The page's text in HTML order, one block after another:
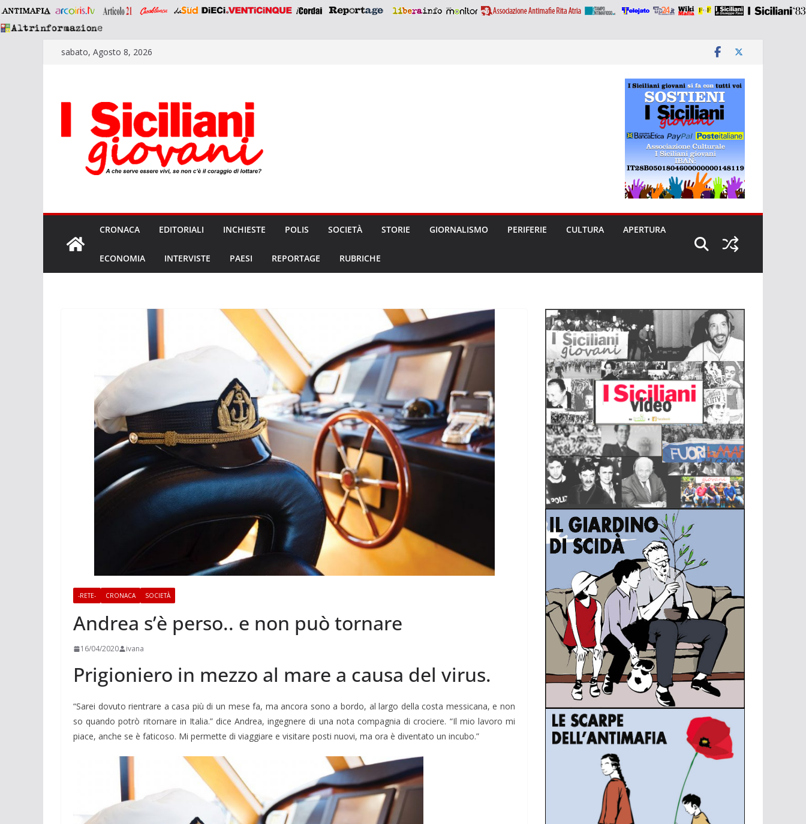
Saltasabato, Agosto 8, 2026
CRONACA EDITORIALI INCHIESTE POLIS SOCIETÀ STORIE GIORNALISMO PERIFERIE CULTURA APERTURA
ECONOMIA INTERVISTE PAESI REPORTAGE RUBRICHE
-RETE- CRONACA SOCIETÀ
Andrea s’è perso.. e non può tornare
16/04/2020 ivana
Prigioniero in mezzo al mare a causa del virus.
“Sarei dovuto rientrare a casa più di un mese fa, ma ancora sono a bordo, al largo della costa messicana, e non
so quando potrò ritornare in Italia.” dice Andrea, ingegnere di una nota compagnia di crociere. “Il mio lavoro mi
piace, anche se è faticoso. Mi permette di viaggiare e visitare posti nuovi, ma ora è diventato un incubo.”